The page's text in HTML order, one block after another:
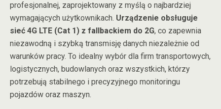
profesjonalnej, zaprojektowany z myślą o najbardziej
wymagających użytkownikach. Urządzenie obsługuje
sieć 4G LTE (Cat 1) z fallbackiem do 2G, co zapewnia
niezawodną i szybką transmisję danych niezależnie od
warunków pracy. To idealny wybór dla firm transportowych,
logistycznych, budowlanych oraz wszystkich, którzy
potrzebują stabilnego i precyzyjnego monitoringu
pojazdów oraz maszyn.